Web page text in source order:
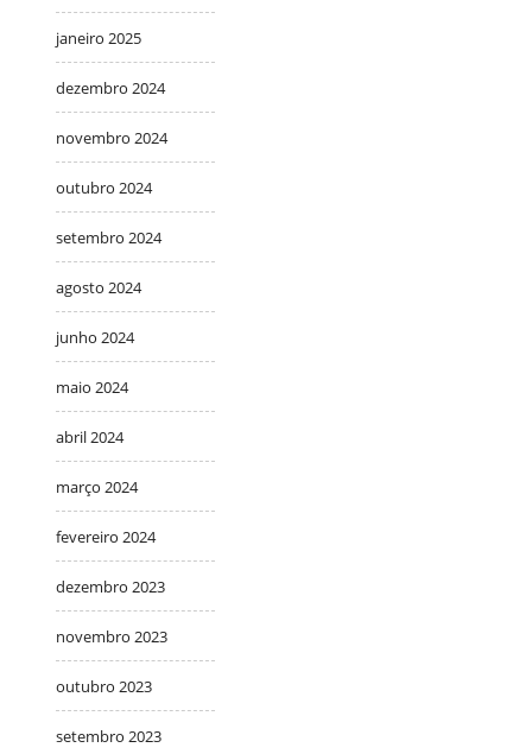
janeiro 2025
dezembro 2024
novembro 2024
outubro 2024
setembro 2024
agosto 2024
junho 2024
maio 2024
abril 2024
março 2024
fevereiro 2024
dezembro 2023
novembro 2023
outubro 2023
setembro 2023